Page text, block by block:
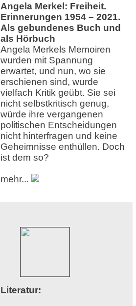
Angela Merkel: Freiheit.
Erinnerungen 1954 – 2021.
Als gebundenes Buch und
als Hörbuch
Angela Merkels Memoiren
wurden mit Spannung
erwartet, und nun, wo sie
erschienen sind, wurde
vielfach Kritik geübt. Sie sei
nicht selbstkritisch genug,
würde ihre vergangenen
politischen Entscheidungen
nicht hinterfragen und keine
Geheimnisse enthüllen. Doch
ist dem so?
mehr...
Literatur: